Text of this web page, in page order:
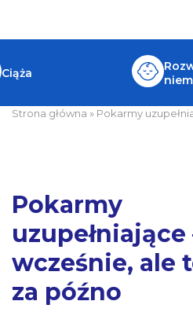
Ciąża
Strona główna » Pokarmy
Pokarmy
uzupełniające
wcześnie, ale
za późno